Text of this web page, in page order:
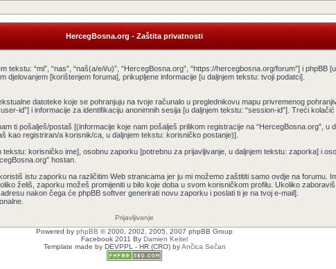
HercegBosna.org - Zaštita privatnosti
“mi”, “nas”, “naš(a/e/i/u)”, “HercegBosna.org”, “https://hercegbosna.org/forum”] i phpBB
djelovanjem [korištenjem foruma], prikupljene informacije [u daljnjem tekstu: tvoji podatci].
datoteke koje se pohranjuju na tvoje računalo u preglednikovu mapu privremenog
id”] i informacije za identifikaciju anonimnih sesija [u daljnjem tekstu: “session-id”]. Treći
ti pošalješ/postaš [(informacije koje nam pošalješ prilikom registracije na “HercegBosna.org”,
kao registriran/a korisnik/ca, u daljnjem tekstu: korisničko postanje)].
korisničko ime], osobnu zaporku [potrebnu za prijavljivanje, u daljnjem tekstu: zaporka] i
hostan.
istu zaporku na različitim Web stranicama jer ju mi možemo zaštititi samo ovdje na forumu.
želiš, zaporku možeš promijeniti u bilo koje doba u svom korisničkom profilu. Ukoliko
nakon čega će phpBB softver generirati novu zaporku i poslati ti je na tvoj e-mail].
Prijavljivanje
Powered by phpBB © 2000, 2002, 2005, 2007 phpBB Group
Facebook 2011 By Damien Keitel
Template made by DEVPPL - HR (CRO) byAnčica Sečan